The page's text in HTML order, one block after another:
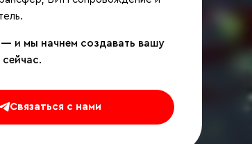
и мы начнем создавать вашу
Связаться с нами